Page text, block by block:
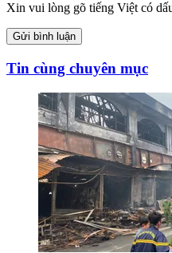
Xin vui lòng gõ tiếng Việt có
Gửi bình luận
Tin cùng chuyên mục